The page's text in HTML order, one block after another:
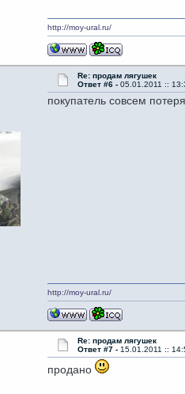
http://moy-ural.ru/
Re: продам лягушек
Ответ #6 - 05.01.2011 ::
покупатель совсем
http://moy-ural.ru/
Re: продам лягушек
Ответ #7 - 15.01.2011 ::
продано